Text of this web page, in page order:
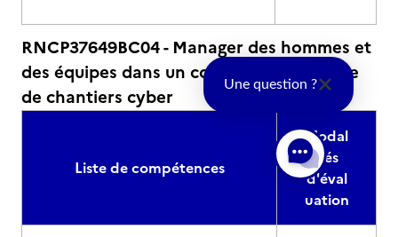
RNCP37649BC04 - Manager des hommes et
des équipes dans un contexte de pilotage
de chantiers cyber
Liste de compétences
Modal
ités
d'éval
uation
Une question ?